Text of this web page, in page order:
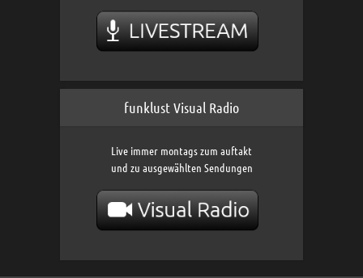
funklust Visual Radio
Live immer montags zum auftakt
und zu ausgewählten Sendungen